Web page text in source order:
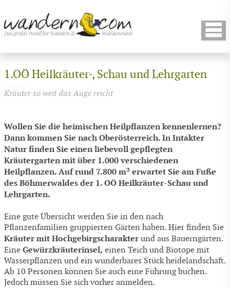
1.OÖ Heilkräuter-, Schau und Lehrgarten
Kräuter so weit das Auge reicht
Wollen Sie die heimischen Heilpflanzen kennenlernen?
Dann kommen Sie nach Oberösterreich. In Intakter
Natur finden Sie einen liebevoll gepflegten
Kräutergarten mit über 1.000 verschiedenen
Heilpflanzen. Auf rund 7.800 m² erwartet Sie am Fuße
des Böhmerwaldes der 1. OÖ Heilkräuter-Schau und
Lehrgarten.
Eine gute Übersicht werden Sie in den nach
Pflanzenfamilien gruppierten Gärten haben. Hier finden Sie
Kräuter mit Hochgebirgscharakter und aus Bauerngärten.
Eine Gewürzkräuterinsel, einen Teich und Biotope mit
Wasserpflanzen und ein wunderbares Stück heidelandschaft.
Ab 10 Personen können Sie auch eine Führung buchen.
Jedoch müssen Sie sich vorher anmelden.